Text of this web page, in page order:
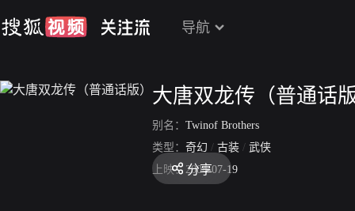
导航
大唐双龙传（普通话
别名： Twinof Brothers
类型： 奇幻 / 古装 / 武侠
上映： 2004-07-19
分享